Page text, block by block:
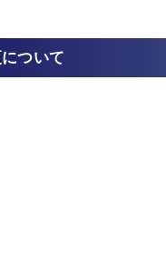
ついて